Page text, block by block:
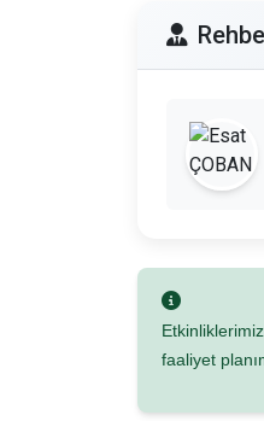
Etkinliklerimiz
faaliyet